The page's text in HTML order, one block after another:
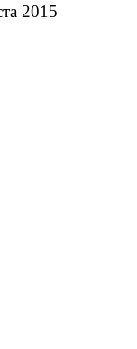
2015